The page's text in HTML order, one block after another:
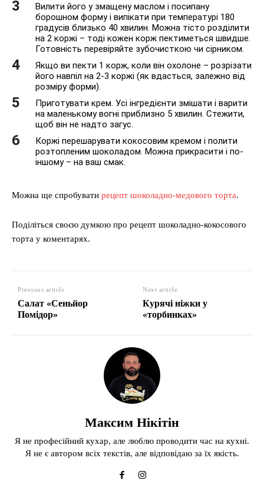
Вилити його у змащену маслом і посипану
борошном форму і випікати при температурі 180
градусів близько 40 хвилин. Можна тісто розділити
на 2 коржі – тоді кожен корж пектиметься швидше.
Готовність перевіряйте зубочисткою чи сірником.
Якщо ви пекти 1 корж, коли він охолоне – розрізати
його навпіл на 2-3 коржі (як вдасться, залежно від
розміру форми).
Приготувати крем. Усі інгредієнти змішати і варити
на маленькому вогні приблизно 5 хвилин. Стежити,
щоб він не надто загус.
Коржі перешарувати кокосовим кремом і полити
розтопленим шоколадом. Можна прикрасити і по-
іншому – на ваш смак.
Можна ще спробувати рецепт шоколадно-медового торта.
Поділіться своєю думкою про рецепт шоколадно-кокосового
торта у коментарях.
Previous article
Салат «Сеньйор
Помідор»
Next article
Курячі ніжки у
«торбинках»
Максим Нікітін
Я не професійний кухар, але люблю проводити час на кухні.
Я не є автором всіх текстів, але відповідаю за їх якість.